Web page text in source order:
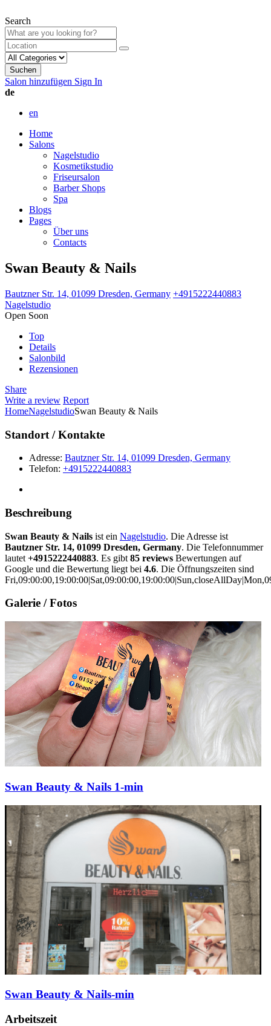
Search
Suchen
Salon hinzufügen Sign In
de
en
Home
Salons
Nagelstudio
Kosmetikstudio
Friseursalon
Barber Shops
Spa
Blogs
Pages
Über uns
Contacts
Swan Beauty & Nails
Bautzner Str. 14, 01099 Dresden, Germany +4915222440883
Nagelstudio
Open Soon
Top
Details
Salonbild
Rezensionen
Share
Write a review Report
HomeNagelstudioSwan Beauty & Nails
Standort / Kontakte
Adresse: Bautzner Str. 14, 01099 Dresden, Germany
Telefon: +4915222440883
Beschreibung
Swan Beauty & Nails ist ein Nagelstudio. Die Adresse ist
Bautzner Str. 14, 01099 Dresden, Germany. Die Telefonnummer
lautet +4915222440883. Es gibt 85 reviews Bewertungen auf
Google und die Bewertung liegt bei 4.6. Die Öffnungszeiten sind
Galerie / Fotos
Swan Beauty & Nails 1-min
Swan Beauty & Nails-min
Arbeitszeit